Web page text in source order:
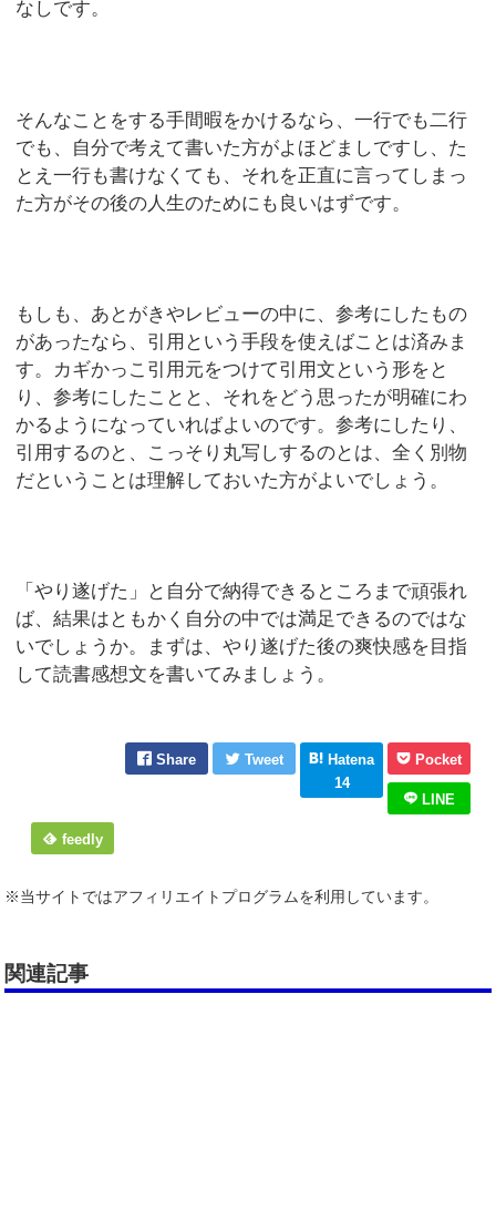
なしです。
そんなことをする手間暇をかけるなら、一行でも二行
でも、自分で考えて書いた方がよほどましですし、た
とえ一行も書けなくても、それを正直に言ってしまっ
た方がその後の人生のためにも良いはずです。
もしも、あとがきやレビューの中に、参考にしたもの
があったなら、引用という手段を使えばことは済みま
す。カギかっこ引用元をつけて引用文という形をと
り、参考にしたことと、それをどう思ったが明確にわ
かるようになっていればよいのです。参考にしたり、
引用するのと、こっそり丸写しするのとは、全く別物
だということは理解しておいた方がよいでしょう。
「やり遂げた」と自分で納得できるところまで頑張れ
ば、結果はともかく自分の中では満足できるのではな
いでしょうか。まずは、やり遂げた後の爽快感を目指
して読書感想文を書いてみましょう。
Share Tweet
Hatena
14
Pocket
LINE
feedly
※当サイトではアフィリエイトプログラムを利用しています。
関連記事